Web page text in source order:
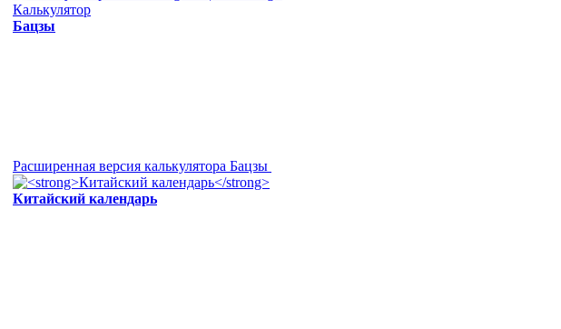
Калькулятор
Бацзы
Расширенная версия калькулятора Бацзы
Китайский календарь